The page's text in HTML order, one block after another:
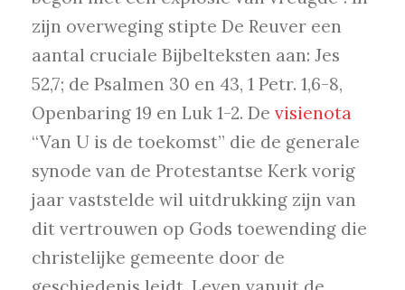
zijn overweging stipte De Reuver een
aantal cruciale Bijbelteksten aan: Jes
52,7; de Psalmen 30 en 43, 1 Petr. 1,6-8,
Openbaring 19 en Luk 1-2. De visienota
“Van U is de toekomst” die de generale
synode van de Protestantse Kerk vorig
jaar vaststelde wil uitdrukking zijn van
dit vertrouwen op Gods toewending die
christelijke gemeente door de